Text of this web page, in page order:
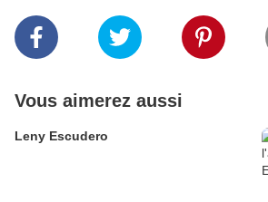
Vous aimerez aussi
Leny Escudero